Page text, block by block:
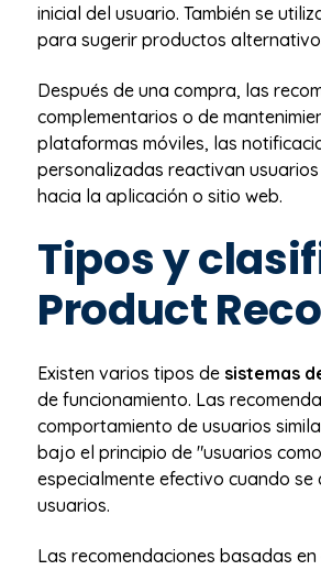
inicial del usuario. También se
para sugerir productos
Después de una compra, las
complementarios o de
plataformas móviles, las
personalizadas reactivan
hacia la aplicación o sitio web.
Tipos y
Product
Existen varios tipos de sistemas
de funcionamiento. Las
comportamiento de usuarios
bajo el principio de "usuarios
especialmente efectivo cuando
usuarios.
Las recomendaciones basadas